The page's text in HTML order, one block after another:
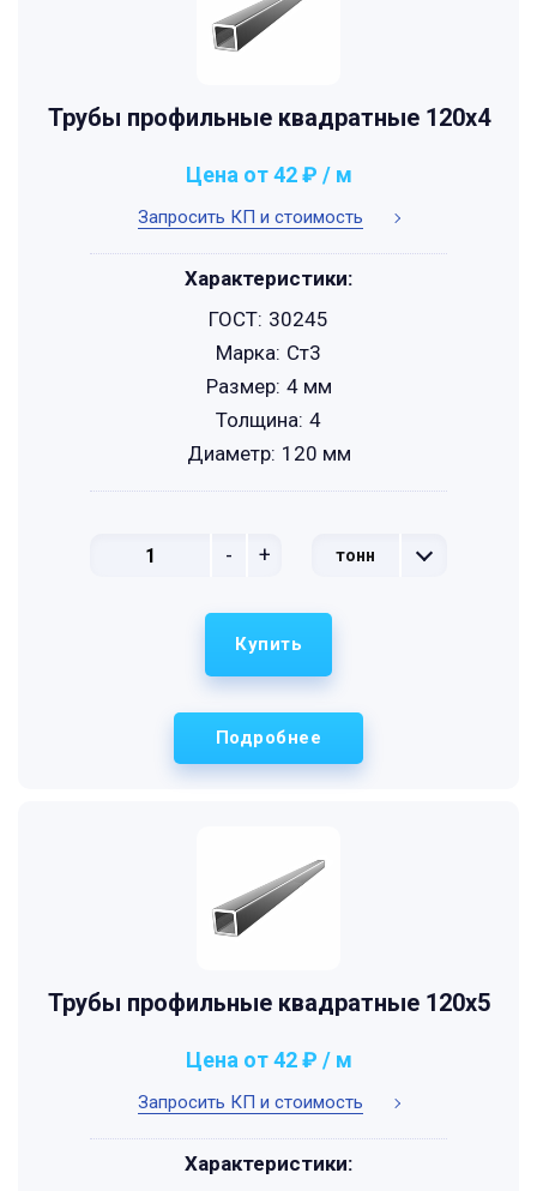
Трубы профильные квадратные 120x4
Запросить КП и стоимость
Цена от 42 ₽ / м
- + тонн
Характеристики:
ГОСТ: 30245
Марка: Ст3
Размер: 4 мм
Толщина: 4
Диаметр: 120 мм
Подробнее
Купить
Трубы профильные квадратные 120x5
Запросить КП и стоимость
Цена от 42 ₽ / м
Характеристики: